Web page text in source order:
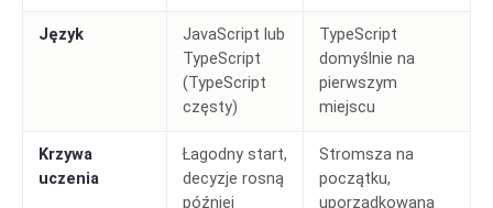
Język
JavaScript lub
TypeScript
(TypeScript
częsty)
TypeScript
domyślnie na
pierwszym
miejscu
Krzywa
uczenia
Łagodny start,
decyzje rosną
później
Stromsza na
początku,
uporządkowana